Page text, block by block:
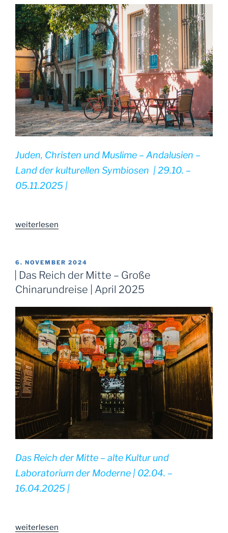
|
März
2026“
Juden, Christen und Muslime – Andalusien –
Land der kulturellen Symbiosen | 29.10. –
05.11.2025 |
„|
Land
der
kulturellen
|
Oktober
2025“
weiterlesen
VERÖFFENTLICHT
AM
6. NOVEMBER 2024
| Das Reich der Mitte – Große
Chinarundreise | April 2025
Das Reich der Mitte – alte Kultur und
Laboratorium der Moderne | 02.04. –
16.04.2025 |
„|
weiterlesen